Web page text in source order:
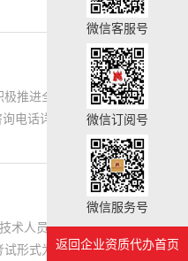
推进全国职称评审
电话详见《各省
术人员职业资格考
形式为纸笔考试。
微信客服号
微信订阅号
微信服务号
返回企业资质代办首页